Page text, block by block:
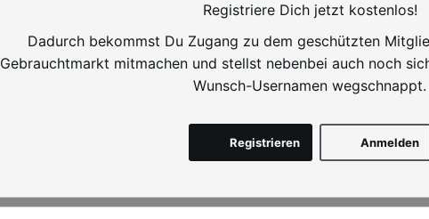
Registriere Dich jetzt kostenlos!
Dadurch bekommst Du Zugang zu dem geschützten
Gebrauchtmarkt mitmachen und stellst nebenbei auch noch
Wunsch-Usernamen wegschnappt.
Anmelden
Registrieren